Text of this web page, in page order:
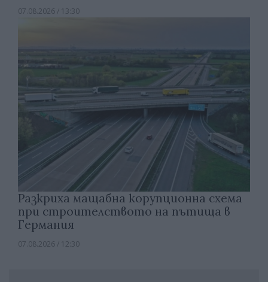
07.08.2026 / 13:30
Разкриха мащабна корупционна схема
при строителството на пътища в
Германия
07.08.2026 / 12:30